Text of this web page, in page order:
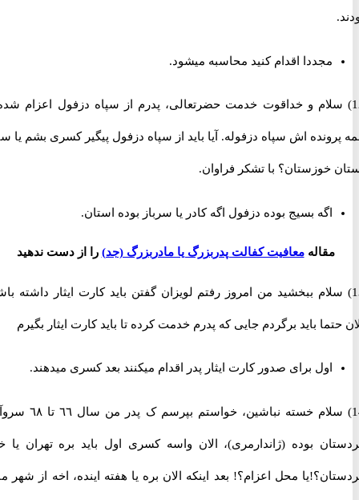
مجددا اقدام کنید محاسبه میشود.
سلام و خداقوت خدمت حضرتعالی، پدرم از سپاه دزفول اعزام شده و
اش سپاه دزفوله. آیا باید از سپاه دزفول پیگیر کسری بشم یا سپاه
خوزستان؟ با تشکر فراوان.
اگه بسیج بوده دزفول اگه کادر یا سرباز بوده استان.
مقالهمعافیت کفالت پدربزرگ یا مادربزرگ (جد)را از دست ندهید
سلام ببخشید من امروز رفتم لویزان گفتن باید کارت ایثار داشته باشی
باید برگردم جایی که پدرم خدمت کرده تا باید کارت ایثار بگیرم
اول برای صدور کارت ایثار پدر اقدام میکنند بعد کسری میدهند.
14) سلام خسته نباشین، خواستم بپرسم ک پدر من سال ٦٦ تا ٦٨ سروآباد
بوده (ژاندارمری)، الان واسه کسری اول باید بره تهران یا خود
محل اعزام؟! بعد اینکه الان بره یا هفته اینده، اخه از شهر ما تا